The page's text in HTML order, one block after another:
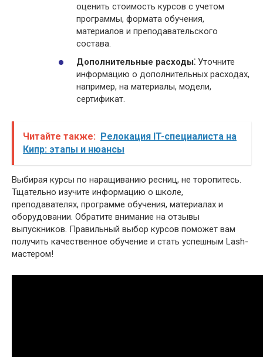
оценить стоимость курсов с учетом
программы, формата обучения,
материалов и преподавательского
состава.
Дополнительные расходы⁚ Уточните
информацию о дополнительных расходах,
например, на материалы, модели,
сертификат.
Читайте также: Релокация IT-специалиста на
Кипр: этапы и нюансы
Выбирая курсы по наращиванию ресниц, не торопитесь.
Тщательно изучите информацию о школе,
преподавателях, программе обучения, материалах и
оборудовании. Обратите внимание на отзывы
выпускников. Правильный выбор курсов поможет вам
получить качественное обучение и стать успешным Lash-
мастером!